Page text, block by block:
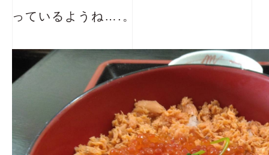
っているようね….。